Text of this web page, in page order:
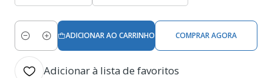
Quantidade
ADICIONAR AO CARRINHO COMPRAR AGORA
Adicionar à lista de favoritos